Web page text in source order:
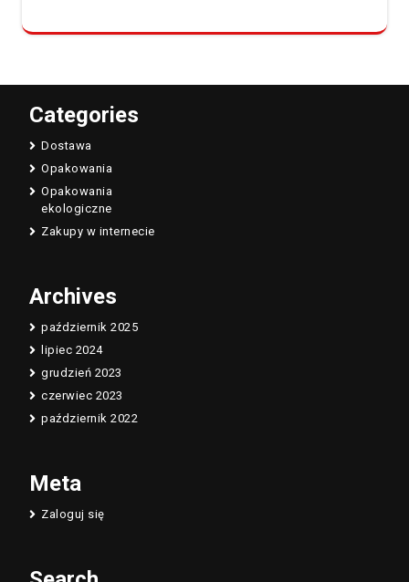
Categories
Dostawa
Opakowania
Opakowania
ekologiczne
Zakupy w internecie
Archives
październik 2025
lipiec 2024
grudzień 2023
czerwiec 2023
październik 2022
Meta
Zaloguj się